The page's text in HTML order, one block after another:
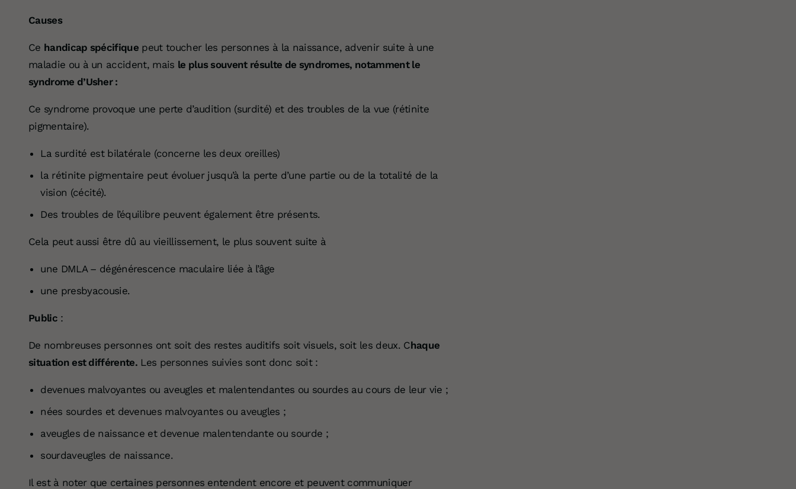
Causes
Ce handicap spécifique peut toucher les personnes à la naissance, advenir suite à une
maladie ou à un accident, mais le plus souvent résulte de syndromes, notamment le
syndrome d’Usher :
Ce syndrome provoque une perte d’audition (surdité) et des troubles de la vue (rétinite
pigmentaire).
La surdité est bilatérale (concerne les deux oreilles)
la rétinite pigmentaire peut évoluer jusqu’à la perte d’une partie ou de la totalité de la
vision (cécité).
Des troubles de l’équilibre peuvent également être présents.
Cela peut aussi être dû au vieillissement, le plus souvent suite à
une DMLA – dégénérescence maculaire liée à l’âge
une presbyacousie.
Public:
De nombreuses personnes ont soit des restes auditifs soit visuels, soit les deux. Chaque
situation est différente. Les personnes suivies sont donc soit :
devenues malvoyantes ou aveugles et malentendantes ou sourdes au cours de leur vie ;
nées sourdes et devenues malvoyantes ou aveugles ;
aveugles de naissance et devenue malentendante ou sourde ;
sourdaveugles de naissance.
Il est à noter que certaines personnes entendent encore et peuvent communiquer